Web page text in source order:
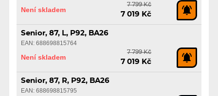
Není skladem
7 799 Kč
7 019 Kč
Senior, 87, L, P92, BA26
EAN: 688698815764
Není skladem
7 799 Kč
7 019 Kč
Senior, 87, R, P92, BA26
EAN: 688698815795